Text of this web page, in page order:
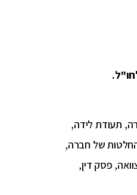
תעודת לידה,
החלטות של חברה,
פסק דין,